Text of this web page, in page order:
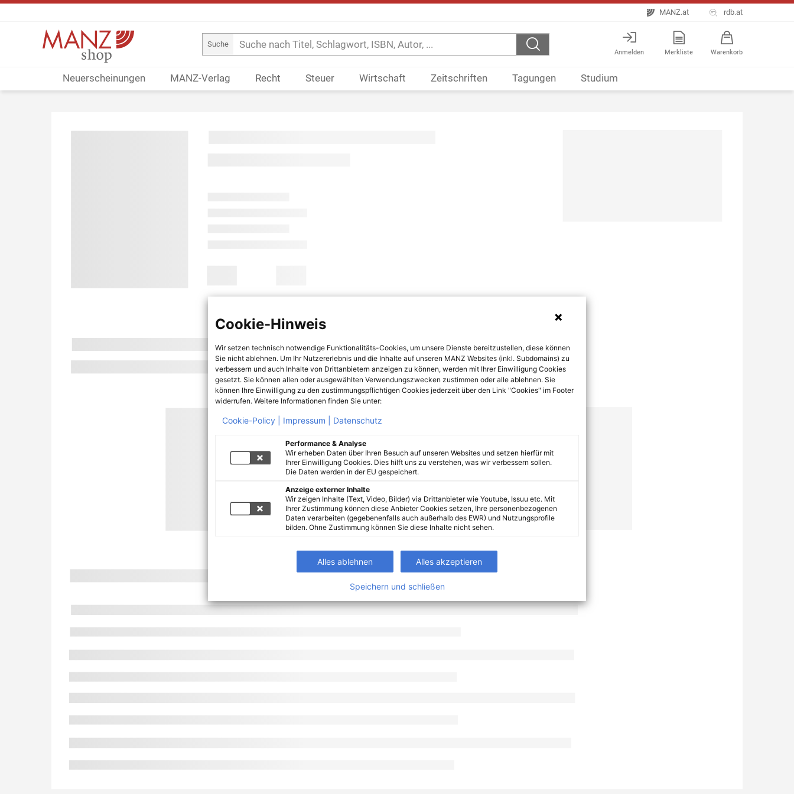
MANZ.at rdb.at
Suche
Anmelden Merkliste Warenkorb
Neuerscheinungen MANZ-Verlag Recht Steuer Wirtschaft Zeitschriften Tagungen Studium
Cookie-Hinweis
Wir setzen technisch notwendige Funktionalitäts-Cookies, um unsere Dienste bereitzustellen, diese können
Sie nicht ablehnen. Um Ihr Nutzererlebnis und die Inhalte auf unseren MANZ Websites (inkl. Subdomains) zu
verbessern und auch Inhalte von Drittanbietern anzeigen zu können, werden mit Ihrer Einwilligung Cookies
gesetzt. Sie können allen oder ausgewählten Verwendungszwecken zustimmen oder alle ablehnen. Sie
können Ihre Einwilligung zu den zustimmungspflichtigen Cookies jederzeit über den Link "Cookies" im Footer
widerrufen. Weitere Informationen finden Sie unter:
Cookie-Policy | Impressum | Datenschutz
Performance & Analyse
Wir erheben Daten über Ihren Besuch auf unseren Websites und setzen hierfür mit
Ihrer Einwilligung Cookies. Dies hilft uns zu verstehen, was wir verbessern sollen.
Die Daten werden in der EU gespeichert.
Anzeige externer Inhalte
Wir zeigen Inhalte (Text, Video, Bilder) via Drittanbieter wie Youtube, Issuu etc. Mit
Ihrer Zustimmung können diese Anbieter Cookies setzen, Ihre personenbezogenen
Daten verarbeiten (gegebenenfalls auch außerhalb des EWR) und Nutzungsprofile
bilden. Ohne Zustimmung können Sie diese Inhalte nicht sehen.
Alles ablehnen Alles akzeptieren
Speichern und schließen